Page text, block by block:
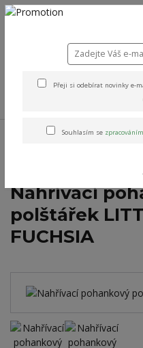
+420 778 743 310
Relax & Úleva
Nahřívací
polštářek
FUCHSIA
Přeji si odebírat novinky e-
Souhlasím se